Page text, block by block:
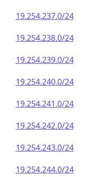
19.254.237.0/24
19.254.238.0/24
19.254.239.0/24
19.254.240.0/24
19.254.241.0/24
19.254.242.0/24
19.254.243.0/24
19.254.244.0/24